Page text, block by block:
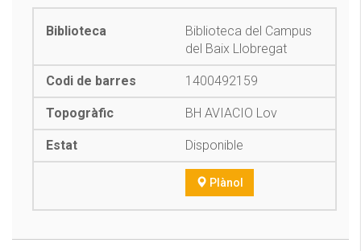
Biblioteca del Campus
del Baix Llobregat
1400492159
BH AVIACIO Lov
Disponible
Plànol